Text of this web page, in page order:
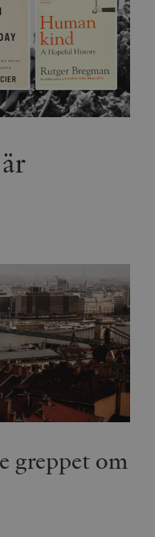
greppet om